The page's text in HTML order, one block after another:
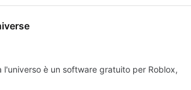
è un software gratuito per Roblox,